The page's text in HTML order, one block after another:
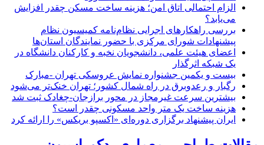
الزام احتمالی اتاق امن؛ هزینه ساخت مسکن چقدر افزایش
می‌یابد؟
بررسی راهکارهای اجرایی نظام‌نامه کمیسیون نظام
پیشنهادات شورای مرکزی با حضور نمایندگان استان‌ها
اعضای هیئت علمی، دانشجویان نخبه و کارکنان دانشگاه در
یک شبکه‌ اثرگذار
بیست و یکمین جشنواره نمایش عروسکی تهران -مبارک
رگبار و رعدوبرق در راه شمال کشور؛ تهران خنک‌تر می‌شود
بیشترین سرعت غیرمجاز در محور برازجان-چغادک ثبت شد
هزینه ساخت یک متر واحد مسکونی چقدر است؟
ایران پیشنهاد برگزاری دوره‌ای «اکسپو بریکس» را ارائه کرد